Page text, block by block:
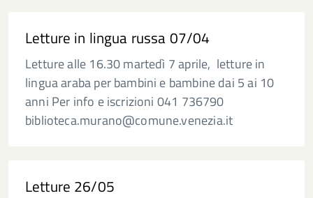
Letture in lingua russa 07/04
Letture alle 16.30 martedì 7 aprile, letture in
lingua araba per bambini e bambine dai 5 ai 10
anni Per info e iscrizioni 041 736790
biblioteca.murano@comune.venezia.it
Letture 26/05